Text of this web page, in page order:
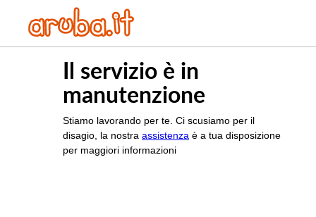
Il servizio è in
manutenzione
Stiamo lavorando per te. Ci scusiamo per il
disagio, la nostra assistenza è a tua disposizione
per maggiori informazioni